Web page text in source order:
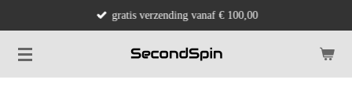
naar
de
gratis verzending vanaf € 100,00